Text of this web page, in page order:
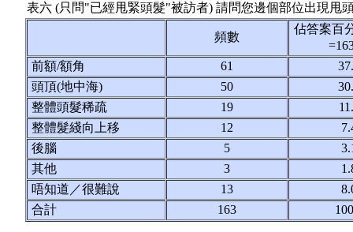
表六 (只問"已經甩緊頭髮"被訪者) 請問您邊個部位出現甩
頻數
佔答案百
前額/額角
61
頭頂(地中海)
50
整體頭髮稀疏
19
整體髮綫向上移
12
後腦
5
其他
3
唔知道／很難說
13
合計
163